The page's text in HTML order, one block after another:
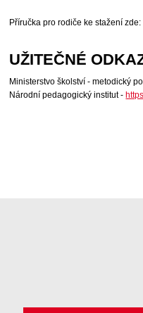
Příručka pro rodiče ke stažení zde:
UŽITEČNÉ
Ministerstvo školství - metodický
Národní pedagogický institut -